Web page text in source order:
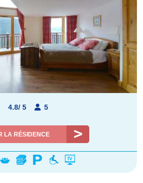
4.8/ 5 5
LA RÉSIDENCE